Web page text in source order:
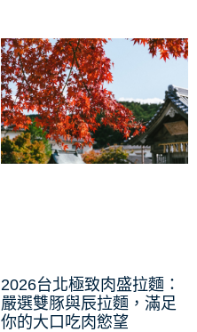
2026台北極致肉盛拉麵：
嚴選雙豚與辰拉麵，滿足
你的大口吃肉慾望